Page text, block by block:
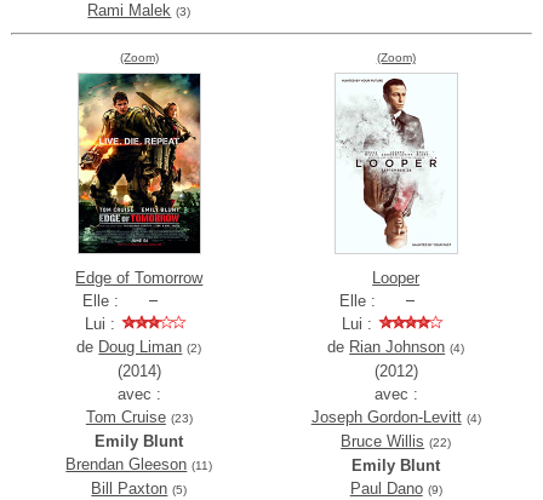
Rami Malek (3)
(Zoom)
Edge of Tomorrow
Elle :
Lui :
de Doug Liman (2)
(2014)
avec :
Tom Cruise (23)
Emily Blunt
Brendan Gleeson (11)
Bill Paxton (5)
(Zoom)
Looper
Elle :
Lui :
de Rian Johnson (4)
(2012)
avec :
Joseph Gordon-Levitt (4)
Bruce Willis (22)
Emily Blunt
Paul Dano (9)